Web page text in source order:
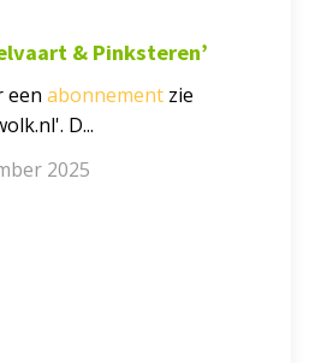
& Pinksteren’
eenabonnement zie
D...
2025